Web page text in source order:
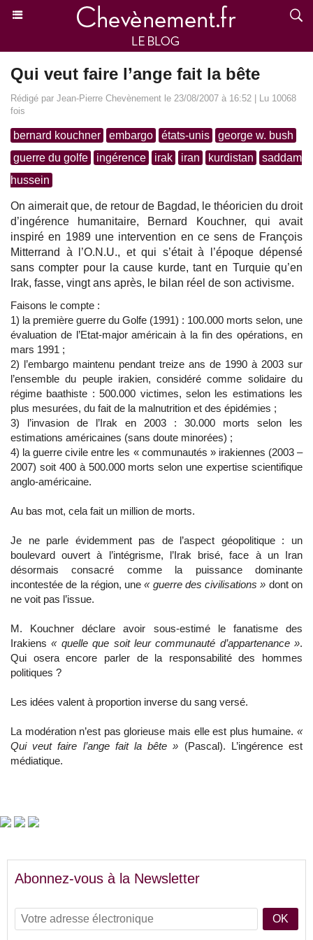
Qui veut faire l’ange fait la bête
Rédigé par Jean-Pierre Chevènement le 23/08/2007 à 16:52 | Lu 10068
fois
bernard kouchner embargo états-unis
george w. bush
guerre du golfe
ingérence irak iran kurdistan
saddam
hussein
On aimerait que, de retour de Bagdad, le théoricien du droit
d’ingérence humanitaire, Bernard Kouchner, qui avait
inspiré en 1989 une intervention en ce sens de François
Mitterrand à l’O.N.U., et qui s’était à l’époque dépensé
sans compter pour la cause kurde, tant en Turquie qu’en
Irak, fasse, vingt ans après, le bilan réel de son activisme.
Faisons le compte :
1) la première guerre du Golfe (1991) : 100.000 morts selon, une
évaluation de l’Etat-major américain à la fin des opérations, en
mars 1991 ;
2) l’embargo maintenu pendant treize ans de 1990 à 2003 sur
l’ensemble du peuple irakien, considéré comme solidaire du
régime baathiste : 500.000 victimes, selon les estimations les
plus mesurées, du fait de la malnutrition et des épidémies ;
3) l’invasion de l’Irak en 2003 : 30.000 morts selon les
estimations américaines (sans doute minorées) ;
4) la guerre civile entre les « communautés » irakiennes (2003 –
2007) soit 400 à 500.000 morts selon une expertise scientifique
anglo-américaine.
Au bas mot, cela fait un million de morts.
Je ne parle évidemment pas de l’aspect géopolitique : un
boulevard ouvert à l’intégrisme, l’Irak brisé, face à un Iran
désormais consacré comme la puissance dominante
incontestée de la région, une« guerre des civilisations » dont on
ne voit pas l’issue.
M. Kouchner déclare avoir sous-estimé le fanatisme des
Irakiens« quelle que soit leur communauté d’appartenance ».
Qui osera encore parler de la responsabilité des hommes
politiques ?
Les idées valent à proportion inverse du sang versé.
La modération n’est pas glorieuse mais elle est plus humaine. «
Qui veut faire l’ange fait la bête » (Pascal). L’ingérence est
médiatique.
Abonnez-vous à la Newsletter
OK